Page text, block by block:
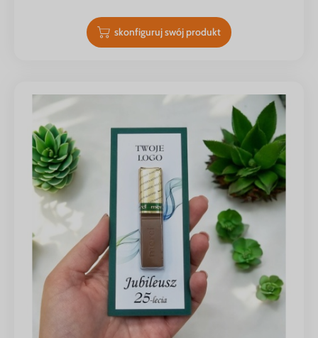
skonfiguruj swój produkt